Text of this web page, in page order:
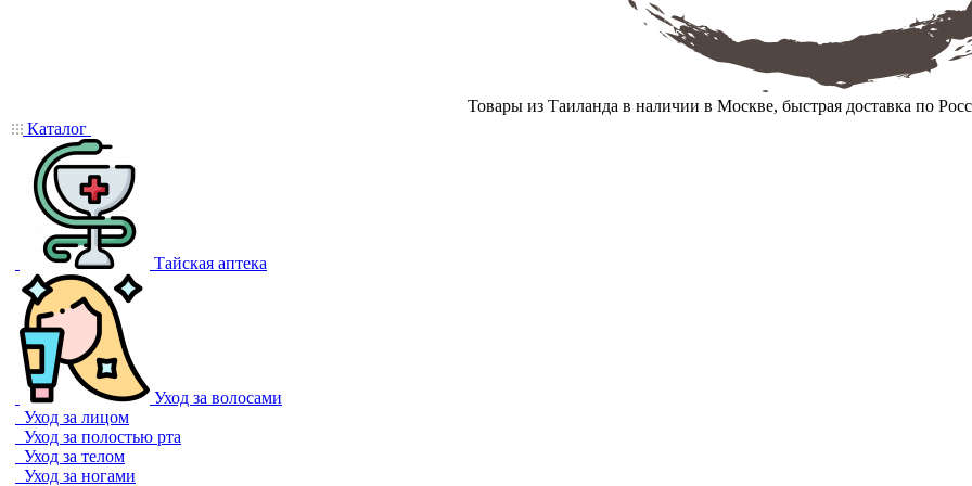
Товары из Таиланда в наличии в Москве, быстрая доставка по
Каталог
Тайская аптека
Уход за волосами
Уход за лицом
Уход за полостью рта
Уход за телом
Уход за ногами